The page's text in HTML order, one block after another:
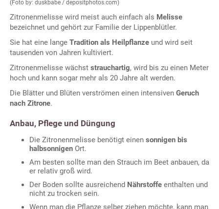
(Foto by: duskbabe / depositphotos.com)
Zitronenmelisse wird meist auch einfach als Melisse
bezeichnet und gehört zur Familie der Lippenblütler.
Sie hat eine lange Tradition als Heilpflanze und wird seit
tausenden von Jahren kultiviert.
Zitronenmelisse wächst strauchartig, wird bis zu einen Meter
hoch und kann sogar mehr als 20 Jahre alt werden.
Die Blätter und Blüten verströmen einen intensiven Geruch
nach Zitrone.
Anbau, Pflege und Düngung
Die Zitronenmelisse benötigt einen sonnigen bis
halbsonnigen Ort.
Am besten sollte man den Strauch im Beet anbauen, da
er relativ groß wird.
Der Boden sollte ausreichend Nährstoffe enthalten und
nicht zu trocken sein.
Wenn man die Pflanze selber ziehen möchte, kann man